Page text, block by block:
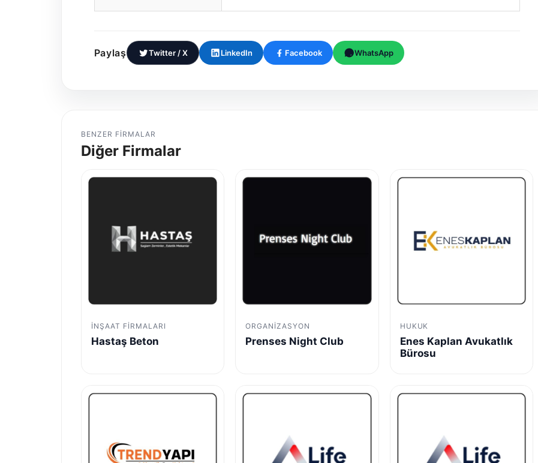
Paylaş Twitter / X LinkedIn Facebook WhatsApp
BENZER FIRMALAR
Diğer Firmalar
İNŞAAT FIRMALARI
Hastaş Beton
ORGANIZASYON
Prenses Night Club
HUKUK
Enes Kaplan Avukatlık
Bürosu